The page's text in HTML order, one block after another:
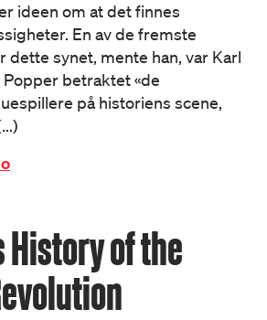
ideen om at det finnes
En av de fremste
dette synet, mente han, var Karl
betraktet «de
på histor­iens scene,
History of the